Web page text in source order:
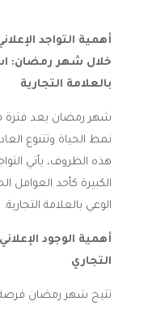
أهمية التواجد
خلال شهر رمضان:
بالعلامة التجارية
شهر رمضان يعد فترة
نمط الحياة وتتنوع
هذه الظروف، يأتي
الكبيرة كأحد العوامل
الوعي بالعلامة التجارية.
أهمية الوجود
التجاري
تتيح شهر رمضان فرصة